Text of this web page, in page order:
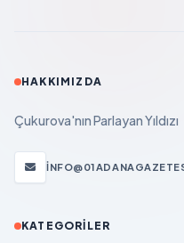
HAKKIMIZDA
Çukurova'nın Parlayan Yıldızı
KATEGORILER